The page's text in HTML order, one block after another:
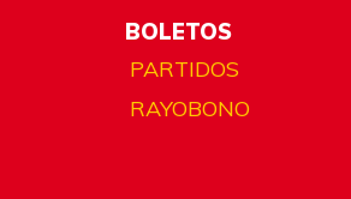
BOLETOS
PARTIDOS
RAYOBONO